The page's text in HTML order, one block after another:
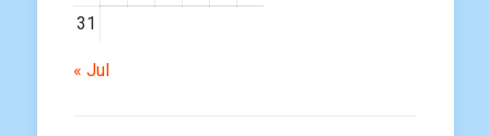
31
« Jul